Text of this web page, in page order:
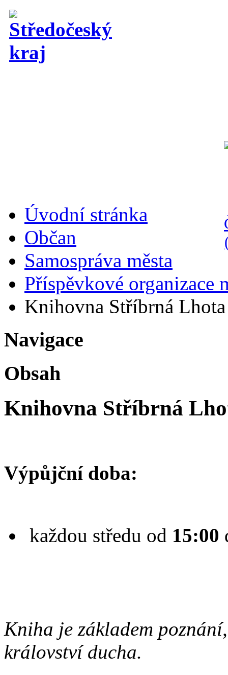
Úvodní stránka
Občan
Samospráva města
Příspěvkové organizace
Knihovna Stříbrná Lhota
Navigace
Obsah
Knihovna Stříbrná
Výpůjční doba:
každou středu od 15:00
Kniha je základem
království ducha.